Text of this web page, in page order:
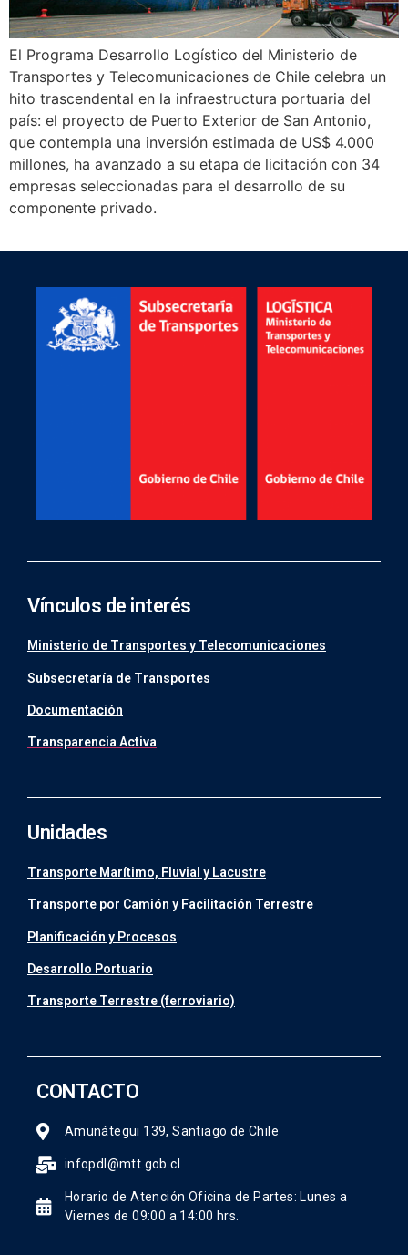
El Programa Desarrollo Logístico del Ministerio de
Transportes y Telecomunicaciones de Chile celebra un
hito trascendental en la infraestructura portuaria del
país: el proyecto de Puerto Exterior de San Antonio,
que contempla una inversión estimada de US$ 4.000
millones, ha avanzado a su etapa de licitación con 34
empresas seleccionadas para el desarrollo de su
componente privado.
Vínculos de interés
Ministerio de Transportes y Telecomunicaciones
Subsecretaría de Transportes
Documentación
Transparencia Activa
Unidades
Transporte Marítimo, Fluvial y Lacustre
Transporte por Camión y Facilitación Terrestre
Planificación y Procesos
Desarrollo Portuario
Transporte Terrestre (ferroviario)
CONTACTO
Amunátegui 139, Santiago de Chile
infopdl@mtt.gob.cl
Horario de Atención Oficina de Partes: Lunes a
Viernes de 09:00 a 14:00 hrs.